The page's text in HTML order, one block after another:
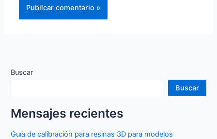
Buscar
Buscar
Mensajes recientes
Guía de calibración para resinas 3D para modelos